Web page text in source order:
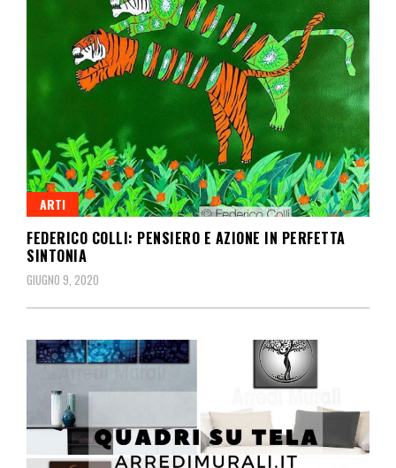
ARTI
FEDERICO COLLI: PENSIERO E AZIONE IN PERFETTA
SINTONIA
GIUGNO 9, 2020